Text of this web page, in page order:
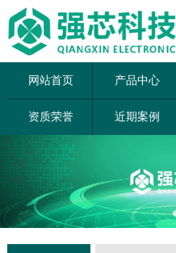
网站首页 产品中心
资质荣誉 近期案例